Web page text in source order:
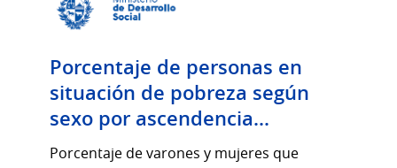
Porcentaje de personas en
situación de pobreza según
sexo por ascendencia...
Porcentaje de varones y mujeres que